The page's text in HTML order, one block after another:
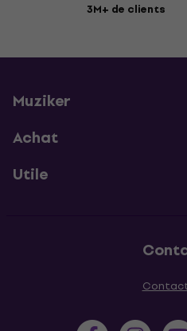
3M+ de clients
Muziker
Achat
Utile